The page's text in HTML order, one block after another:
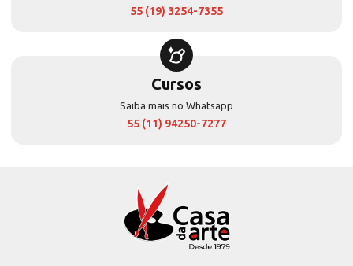
55 (19) 3254-7355
Cursos
Saiba mais no Whatsapp
55 (11) 94250-7277